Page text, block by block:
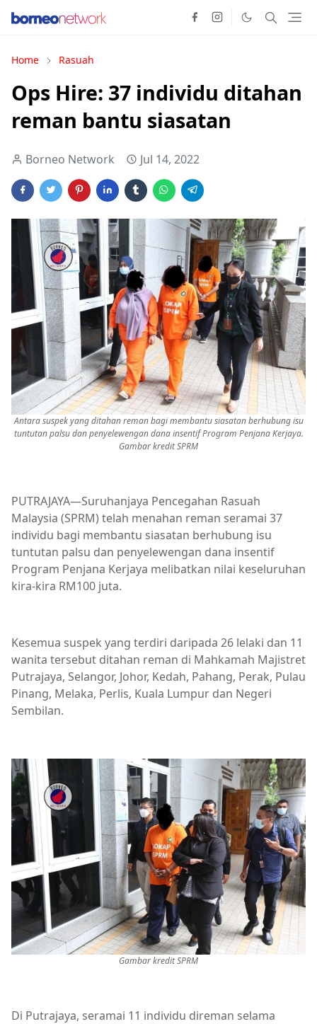
Home Rasuah
Ops Hire: 37 individu ditahan
reman bantu siasatan
Borneo Network Jul 14, 2022
Antara suspek yang ditahan reman bagi membantu siasatan berhubung isu
tuntutan palsu dan penyelewengan dana insentif Program Penjana Kerjaya.
Gambar kredit SPRM
PUTRAJAYA—Suruhanjaya Pencegahan Rasuah
Malaysia (SPRM) telah menahan reman seramai 37
individu bagi membantu siasatan berhubung isu
tuntutan palsu dan penyelewengan dana insentif
Program Penjana Kerjaya melibatkan nilai keseluruhan
kira-kira RM100 juta.
Kesemua suspek yang terdiri daripada 26 lelaki dan 11
wanita tersebut ditahan reman di Mahkamah Majistret
Putrajaya, Selangor, Johor, Kedah, Pahang, Perak, Pulau
Pinang, Melaka, Perlis, Kuala Lumpur dan Negeri
Sembilan.
Gambar kredit SPRM
Di Putrajaya, seramai 11 individu direman selama